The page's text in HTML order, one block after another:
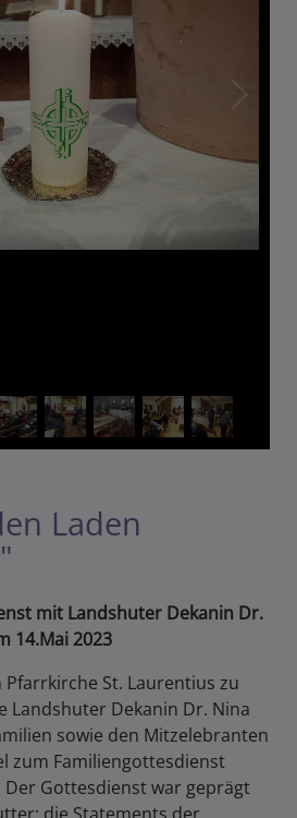
Laden
mit Landshuter Dekanin Dr.
14.Mai 2023
St. Laurentius zu
Landshuter Dekanin Dr. Nina
sowie den Mitzelebranten
zum Familiengottesdienst
Gottesdienst war geprägt